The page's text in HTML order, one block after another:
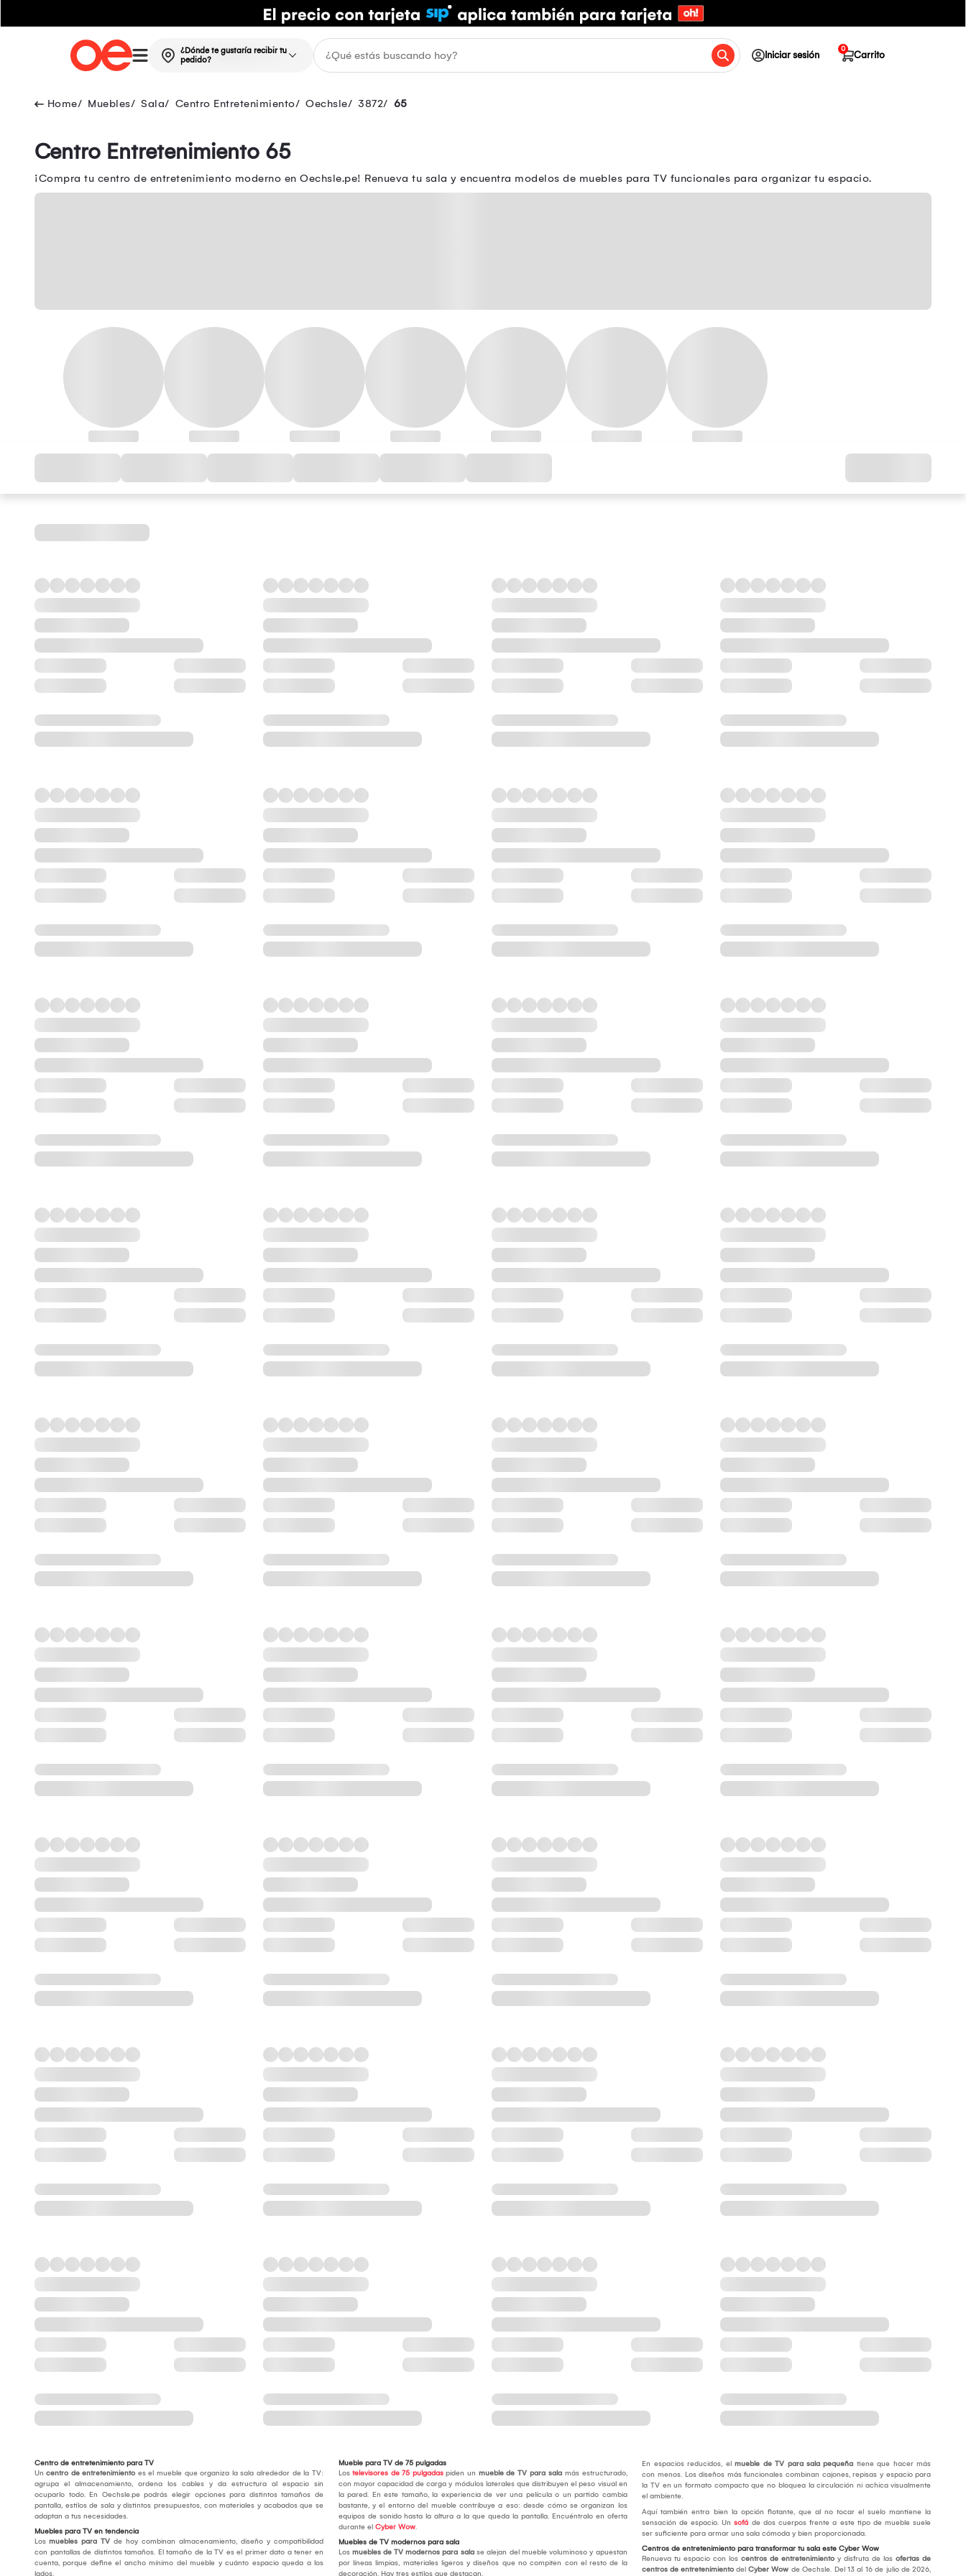
¿Dónde te gustaría recibir tu
pedido?
Iniciar sesión Carrito
0
Muebles Sala Centro Entretenimiento Oechsle 3872 65
Centro Entretenimiento 65
¡Compra tu centro de entretenimiento moderno en Oechsle.pe! Renueva tu sala y encuentra modelos de muebles para TV funcionales para organizar tu espacio.
Centro de entretenimiento para TV
Un centro de entretenimiento es el mueble que organiza la sala alrededor de la TV:
agrupa el almacenamiento, ordena los cables y da estructura al espacio sin
ocuparlo todo. En Oechsle.pe podrás elegir opciones para distintos tamaños de
pantalla, estilos de sala y distintos presupuestos, con materiales y acabados que se
adaptan a tus necesidades.
Muebles para TV en tendencia
Los muebles para TV de hoy combinan almacenamiento, diseño y compatibilidad
con pantallas de distintos tamaños. El tamaño de la TV es el primer dato a tener en
cuenta, porque define el ancho mínimo del mueble y cuánto espacio queda a los
lados.
Mueble para TV de 75 pulgadas
Lostelevisores de 75 pulgadaspiden un mueble de TV para salamás estructurado,
con mayor capacidad de carga y módulos laterales que distribuyen el peso visual en
la pared. En este tamaño, la experiencia de ver una película o un partido cambia
bastante, y el entorno del mueble contribuye a eso: desde cómo se organizan los
equipos de sonido hasta la altura a la que queda la pantalla. Encuéntralo en oferta
durante el Cyber Wow.
Muebles de TV modernos para sala
Los muebles de TV modernos para salase alejan del mueble voluminoso y apuestan
por líneas limpias, materiales ligeros y diseños que no compiten con el resto de la
decoración. Hay tres estilos que destacan.
En espacios reducidos, elmueble de TV para sala pequeña tiene que hacer más
con menos. Los diseños más funcionales combinan cajones, repisas y espacio para
la TV en un formato compacto que no bloquea la circulación ni achica visualmente
el ambiente.
Aquí también entra bien la opción flotante, que al no tocar el suelo mantiene la
sensación de espacio. Unsofá de dos cuerpos frente a este tipo de mueble suele
ser suficiente para armar una sala cómoda y bien proporcionada.
Centros de entretenimiento para transformar tu sala este Cyber Wow
Renueva tu espacio con loscentros de entretenimiento y disfruta de lasofertas de
centros de entretenimiento delCyber Wow de Oechsle. Del 13 al 16 de julio de 2026,